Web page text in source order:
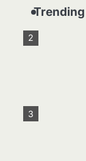
Trending
2
3